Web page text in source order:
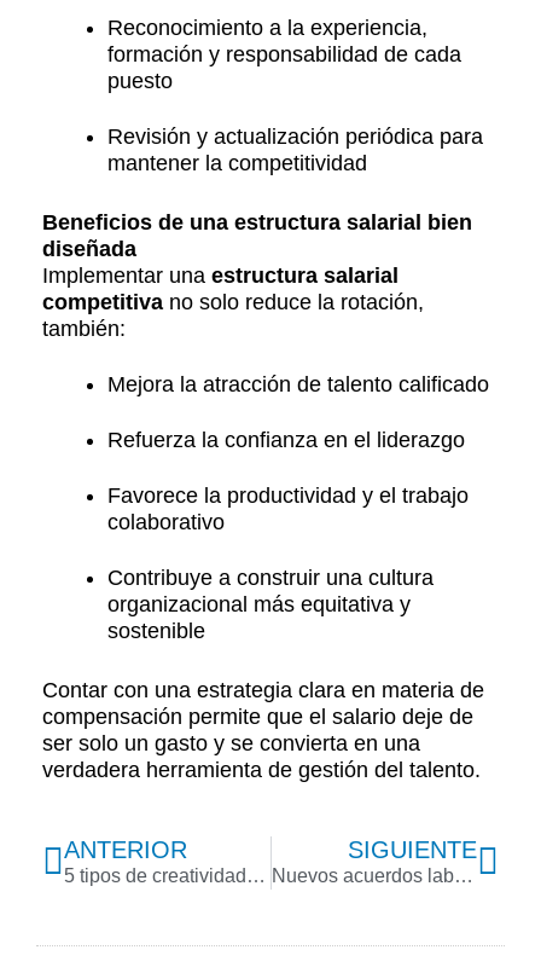
Reconocimiento a la experiencia,
formación y responsabilidad de cada
puesto
Revisión y actualización periódica para
mantener la competitividad
Beneficios de una estructura salarial bien
diseñada
Implementar una estructura salarial
competitiva no solo reduce la rotación,
también:
Mejora la atracción de talento calificado
Refuerza la confianza en el liderazgo
Favorece la productividad y el trabajo
colaborativo
Contribuye a construir una cultura
organizacional más equitativa y
sostenible
Contar con una estrategia clara en materia de
compensación permite que el salario deje de
ser solo un gasto y se convierta en una
verdadera herramienta de gestión del talento.
Previo
ANTERIOR
5 tipos de creatividad en el trabajo que toda empresa debe fomentar para impulsar la innovación
SIGUIENTE
Nuevos acuerdos laborales de la CIT 2025 y su impacto estratégico en México